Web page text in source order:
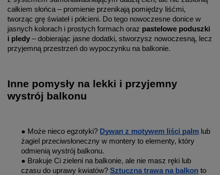
całkiem słońca – promienie przenikają pomiędzy liśćmi,
tworząc grę świateł i półcieni. Do tego nowoczesne donice w
jasnych kolorach i prostych formach oraz pastelowe poduszki
i pledy – dobierając jasne dodatki, stworzysz nowoczesną, lecz
przyjemną przestrzeń do wypoczynku na balkonie.
Inne pomysły na lekki i przyjemny
wystrój balkonu
● Może nieco egzotyki? Dywan z motywem liści palm lub
żagiel przeciwsłoneczny w montery to elementy, który
odmienią wystrój balkonu.
● Brakuje Ci zieleni na balkonie, ale nie masz ręki lub
czasu do uprawy kwiatów?Sztuczna trawa na balkon to